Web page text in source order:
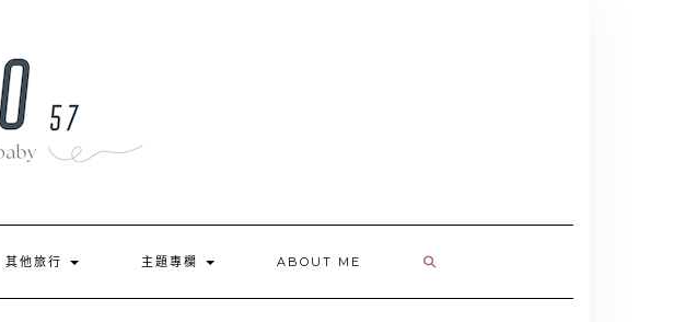
其他旅行 主題專欄 ABOUT ME